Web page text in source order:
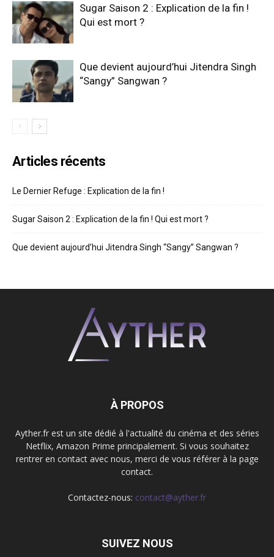
Sugar Saison 2 : Explication de la fin !
Qui est mort ?
Que devient aujourd’hui Jitendra Singh
“Sangy” Sangwan ?
Articles récents
Le Dernier Refuge : Explication de la fin !
Sugar Saison 2 : Explication de la fin ! Qui est mort ?
Que devient aujourd’hui Jitendra Singh “Sangy” Sangwan ?
À PROPOS
Ayther.fr est un site dédié à l'actualité du cinéma et des séries
Netflix, Amazon Prime principalement. Si vous souhaitez
rentrer en contact avec nous, merci de vous référer à la page
contact.
Contactez-nous: contact@ayther.fr
SUIVEZ NOUS